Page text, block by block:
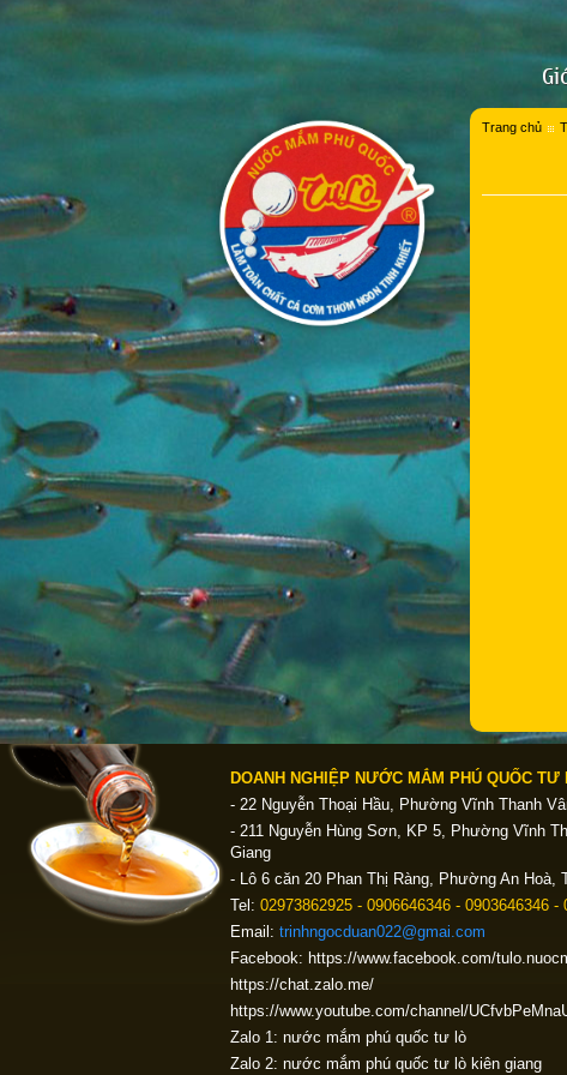
Trang chủ
DOANH NGHIỆP NƯỚC MẮM PHÚ QUỐC TƯ
- 22 Nguyễn Thoại Hầu, Phường Vĩnh Thanh
- 211 Nguyễn Hùng Sơn, KP 5, Phường Vĩnh
Giang
- Lô 6 căn 20 Phan Thị Ràng, Phường An Hoà,
Tel: 02973862925 - 0906646346 - 0903646346
Email: trinhngocduan022@gmai.com
Facebook: https://www.facebook.com/
https://chat.zalo.me/
https://www.youtube.com/channel/
Zalo 1: nước mắm phú quốc tư lò
Zalo 2: nước mắm phú quốc tư lò kiên giang